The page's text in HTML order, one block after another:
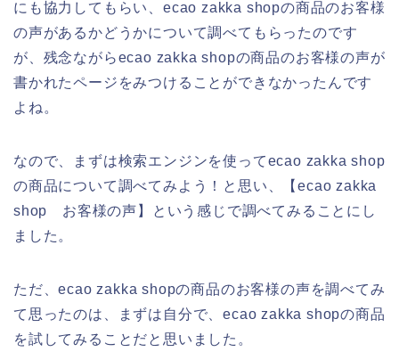
にも協力してもらい、ecao zakka shopの商品のお客様
の声があるかどうかについて調べてもらったのです
が、残念ながらecao zakka shopの商品のお客様の声が
書かれたページをみつけることができなかったんです
よね。
なので、まずは検索エンジンを使ってecao zakka shop
の商品について調べてみよう！と思い、【ecao zakka
shop お客様の声】という感じで調べてみることにし
ました。
ただ、ecao zakka shopの商品のお客様の声を調べてみ
て思ったのは、まずは自分で、ecao zakka shopの商品
を試してみることだと思いました。